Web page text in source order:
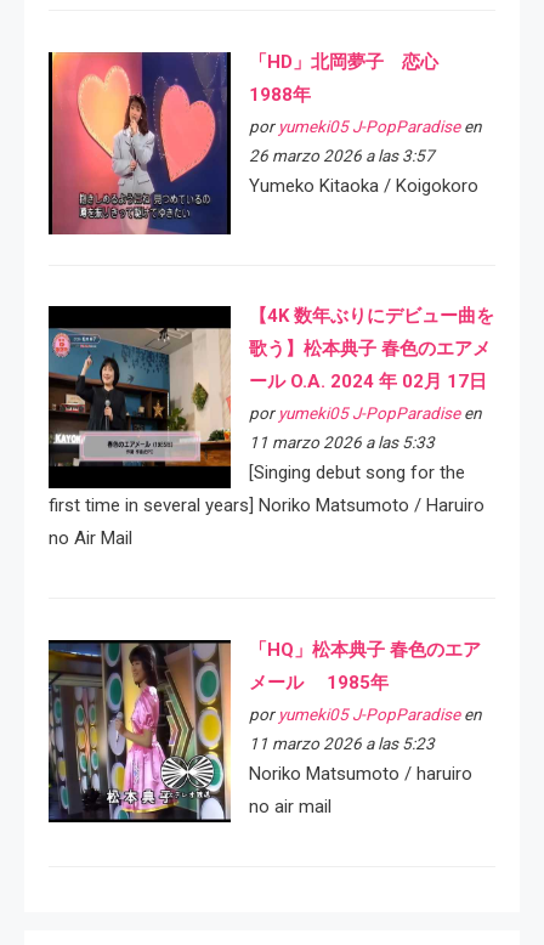
「HD」北岡夢子 恋心
1988年
por yumeki05 J-PopParadiseen
26 marzo 2026 a las 3:57
Yumeko Kitaoka / Koigokoro
【4K 数年ぶりにデビュー曲を
歌う】松本典子 春色のエアメ
ール O.A. 2024 年 02月 17日
por yumeki05 J-PopParadiseen
11 marzo 2026 a las 5:33
[Singing debut song for the
first time in several years] Noriko Matsumoto / Haruiro
no Air Mail
「HQ」松本典子 春色のエア
メール 1985年
por yumeki05 J-PopParadiseen
11 marzo 2026 a las 5:23
Noriko Matsumoto / haruiro
no air mail